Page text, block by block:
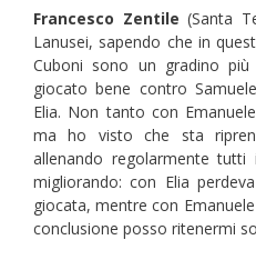
Francesco Zentile (Santa
Lanusei, sapendo che in
Cuboni sono un gradino
giocato bene contro
Elia. Non tanto con
ma ho visto che sta
allenando regolarmente tutti
migliorando: con Elia
giocata, mentre con
conclusione posso ritenermi